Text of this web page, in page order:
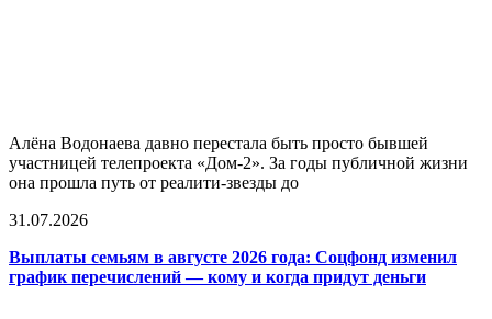
Алёна Водонаева давно перестала быть просто бывшей
участницей телепроекта «Дом-2». За годы публичной жизни
она прошла путь от реалити-звезды до
31.07.2026
Выплаты семьям в августе 2026 года: Соцфонд изменил
график перечислений — кому и когда придут деньги